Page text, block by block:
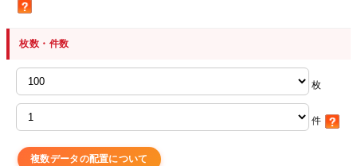
枚数・件数
枚
件
複数データの配置について